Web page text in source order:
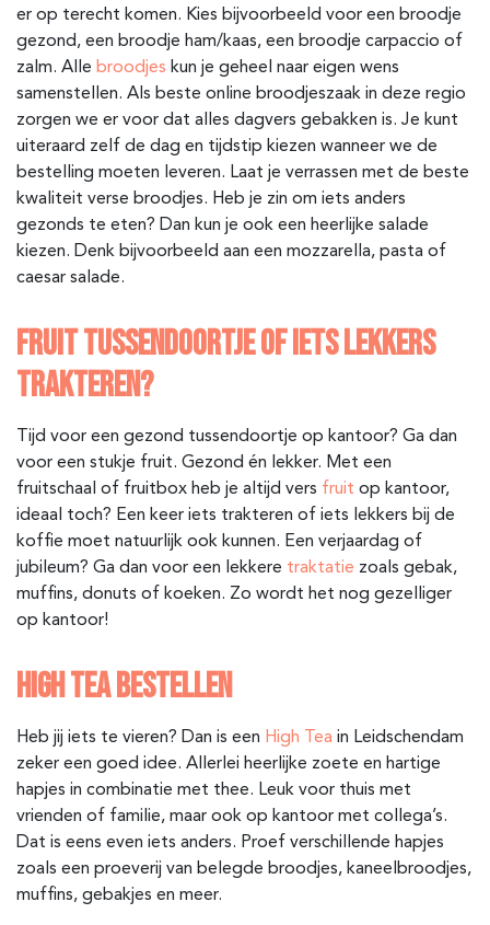
er op terecht komen. Kies bijvoorbeeld voor een broodje
gezond, een broodje ham/kaas, een broodje carpaccio of
zalm. Alle broodjes kun je geheel naar eigen wens
samenstellen. Als beste online broodjeszaak in deze regio
zorgen we er voor dat alles dagvers gebakken is. Je kunt
uiteraard zelf de dag en tijdstip kiezen wanneer we de
bestelling moeten leveren. Laat je verrassen met de beste
kwaliteit verse broodjes. Heb je zin om iets anders
gezonds te eten? Dan kun je ook een heerlijke salade
kiezen. Denk bijvoorbeeld aan een mozzarella, pasta of
caesar salade.
FRUIT TUSSENDOORTJE OF IETS LEKKERS
TRAKTEREN?
Tijd voor een gezond tussendoortje op kantoor? Ga dan
voor een stukje fruit. Gezond én lekker. Met een
fruitschaal of fruitbox heb je altijd vers fruit op kantoor,
ideaal toch? Een keer iets trakteren of iets lekkers bij de
koffie moet natuurlijk ook kunnen. Een verjaardag of
jubileum? Ga dan voor een lekkere traktatie zoals gebak,
muffins, donuts of koeken. Zo wordt het nog gezelliger
op kantoor!
HIGH TEA BESTELLEN
Heb jij iets te vieren? Dan is een High Tea in Leidschendam
zeker een goed idee. Allerlei heerlijke zoete en hartige
hapjes in combinatie met thee. Leuk voor thuis met
vrienden of familie, maar ook op kantoor met collega’s.
Dat is eens even iets anders. Proef verschillende hapjes
zoals een proeverij van belegde broodjes, kaneelbroodjes,
muffins, gebakjes en meer.